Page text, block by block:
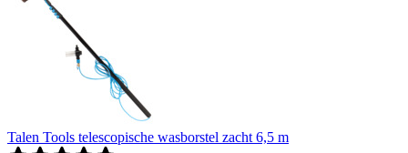
Talen Tools telescopische wasborstel zacht 6,5 m